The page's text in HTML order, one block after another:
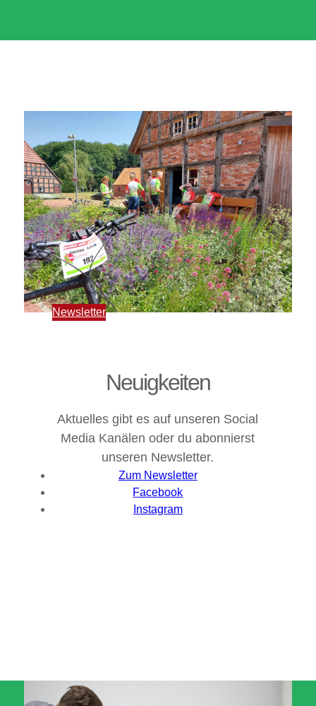
Neuigkeiten
Aktuelles gibt es auf unseren Social
Media Kanälen oder du abonnierst
unseren Newsletter.
Zum Newsletter
Facebook
Instagram
Newsletter